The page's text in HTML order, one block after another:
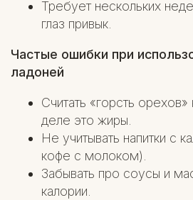
Требует нескольких
глаз привык.
Частые ошибки при
ладоней
Считать «горсть
деле это жиры.
Не учитывать напитки с
кофе с молоком).
Забывать про соусы и
калории.